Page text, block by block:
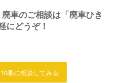
廃車のご相談は「廃車ひき
にどうぞ！
番に相談してみる